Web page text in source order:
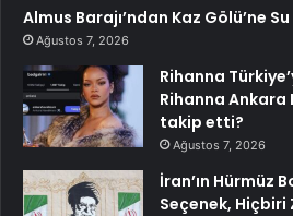
Almus Barajı’ndan Kaz Gölü’ne Su
Ağustos 7, 2026
Rihanna
Rihanna Ankara
takip etti?
Ağustos 7, 2026
İran’ın Hürmüz
Seçenek,